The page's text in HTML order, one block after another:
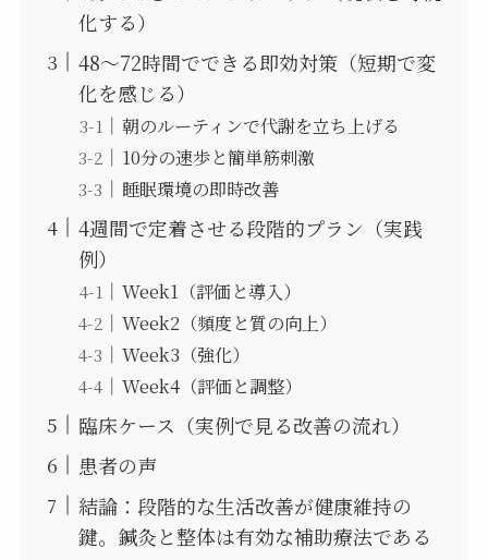
化する）
48〜72時間でできる即効対策（短期で変
化を感じる）
朝のルーティンで代謝を立ち上げる
10分の速歩と簡単筋刺激
睡眠環境の即時改善
4週間で定着させる段階的プラン（実践
例）
Week1（評価と導入）
Week2（頻度と質の向上）
Week3（強化）
Week4（評価と調整）
臨床ケース（実例で見る改善の流れ）
患者の声
結論：段階的な生活改善が健康維持の
鍵。鍼灸と整体は有効な補助療法である